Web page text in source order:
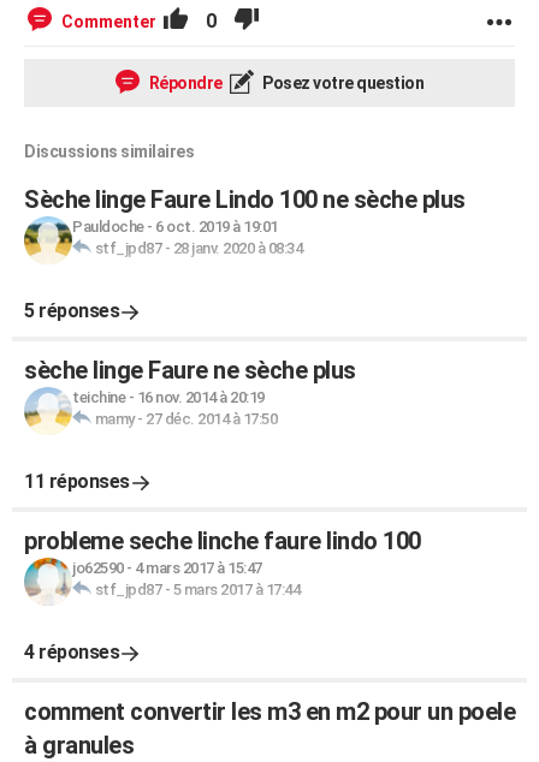
Commenter 0
Répondre Posez votre question
Discussions similaires
Sèche linge Faure Lindo 100 ne sèche plus
Pauldoche- 6 oct. 2019 à 19:01
stf_jpd87- 28 janv. 2020 à 08:34
5 réponses
sèche linge Faure ne sèche plus
teichine- 16 nov. 2014 à 20:19
mamy- 27 déc. 2014 à 17:50
11 réponses
probleme seche linche faure lindo 100
jo62590- 4 mars 2017 à 15:47
stf_jpd87- 5 mars 2017 à 17:44
4 réponses
comment convertir les m3 en m2 pour un poele
à granules